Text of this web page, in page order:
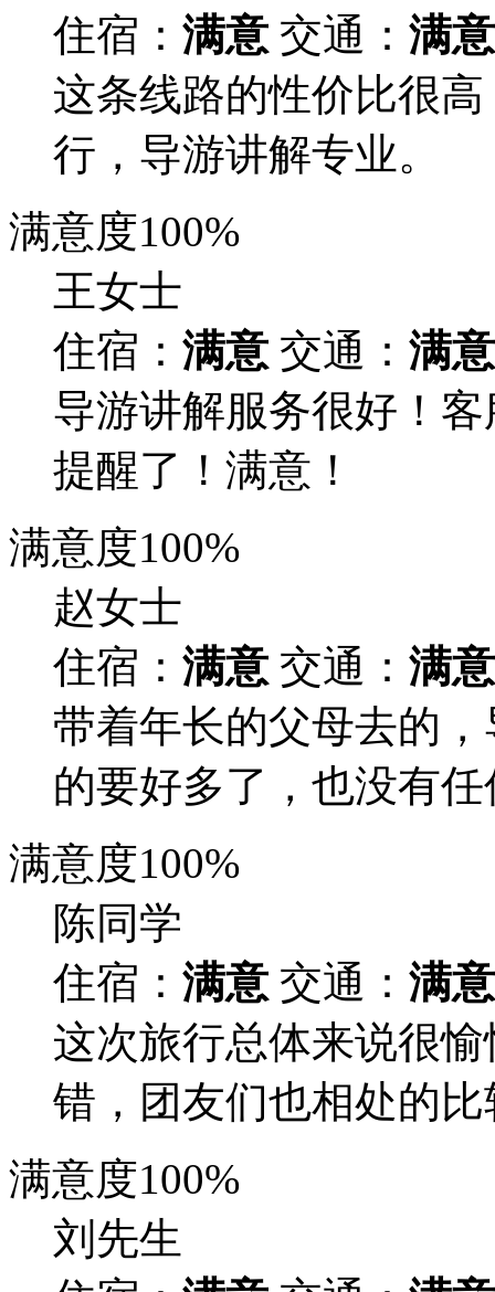
住宿： 满意 交通： 满意
这条线路的性价比很
行，导游讲解专业。
满意度100%
王女士
住宿： 满意 交通： 满意
导游讲解服务很好！
提醒了！满意！
满意度100%
赵女士
住宿： 满意 交通： 满意
带着年长的父母去的
的要好多了，也没有
满意度100%
陈同学
住宿： 满意 交通： 满意
这次旅行总体来说很
错，团友们也相处的
满意度100%
刘先生